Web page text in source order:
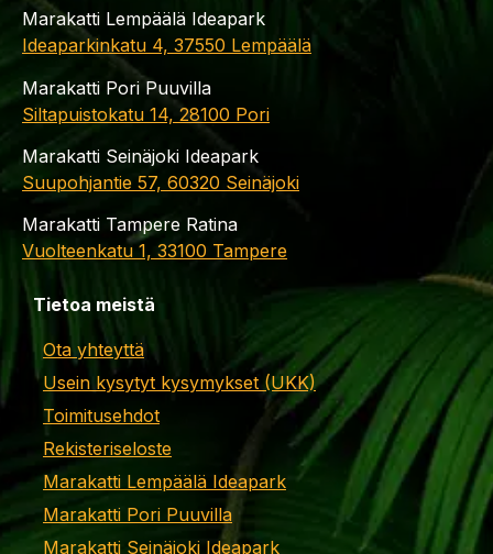
Marakatti Lempäälä Ideapark
Ideaparkinkatu 4, 37550 Lempäälä
Marakatti Pori Puuvilla
Siltapuistokatu 14, 28100 Pori
Marakatti Seinäjoki Ideapark
Suupohjantie 57, 60320 Seinäjoki
Marakatti Tampere Ratina
Vuolteenkatu 1, 33100 Tampere
Tietoa meistä
Ota yhteyttä
Usein kysytyt kysymykset (UKK)
Toimitusehdot
Rekisteriseloste
Marakatti Lempäälä Ideapark
Marakatti Pori Puuvilla
Marakatti Seinäjoki Ideapark